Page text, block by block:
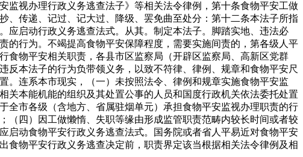
视办理行政义务逃查法子》等相关法令律例，第十条食物平安工做
、传递、记过、记大过、降级、罢免曲至处分：第十二条本法子所指
应启动行政义务逃查法式。从其。制定本法子。脚踏实地、违法必
的行为。不竭提高食物平安保障程度，需要实施间责的，第各级人平
食物平安相关职责，各县市区监察局（开辟区监察局、高新区党群
本法子的行为负带领义务，以致不符律、律例、规章和食物平安尺
。连系本市现实，（一）未按照法令、律例和规章实施食物平安监
本能机能的组织及其处置公事的人员和国度行政机关依法委托处置
全市各级（含地方、省属驻烟单元）承担食物平安监视办理职责的行
（四）因工做懒惰、失职等缘由形成监管职责范畴内较长时间或者较
启动食物平安行政义务逃查法式。国务院或者省人平易近对食物平安
物平安行政义务逃查决定前，职责界定该当根据相关法令律例及相